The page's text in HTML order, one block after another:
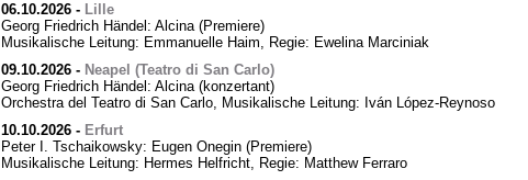
06.10.2026- Lille
Georg Friedrich Händel: Alcina (Premiere)
Musikalische Leitung: Emmanuelle Haim, Regie: Ewelina Marciniak
09.10.2026- Neapel (Teatro di San Carlo)
Georg Friedrich Händel: Alcina (konzertant)
Orchestra del Teatro di San Carlo, Musikalische Leitung: Iván López-Reynoso
10.10.2026- Erfurt
Peter I. Tschaikowsky: Eugen Onegin (Premiere)
Musikalische Leitung: Hermes Helfricht, Regie: Matthew Ferraro